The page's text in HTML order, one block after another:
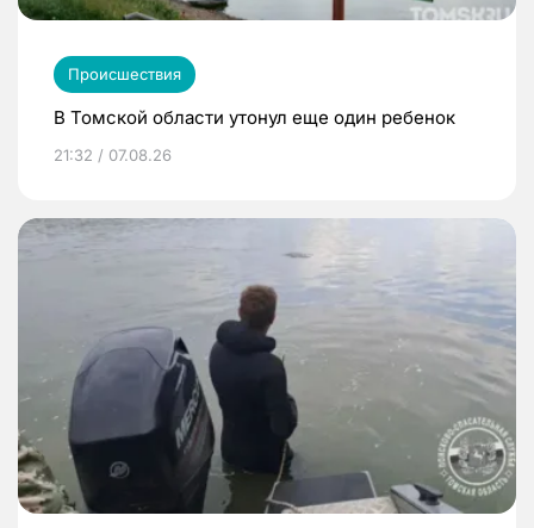
Происшествия
В Томской области утонул еще один ребенок
21:32 / 07.08.26